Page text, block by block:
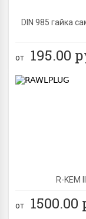
DIN 985 гайка
от 195.00
R-KEM
от 1500.00